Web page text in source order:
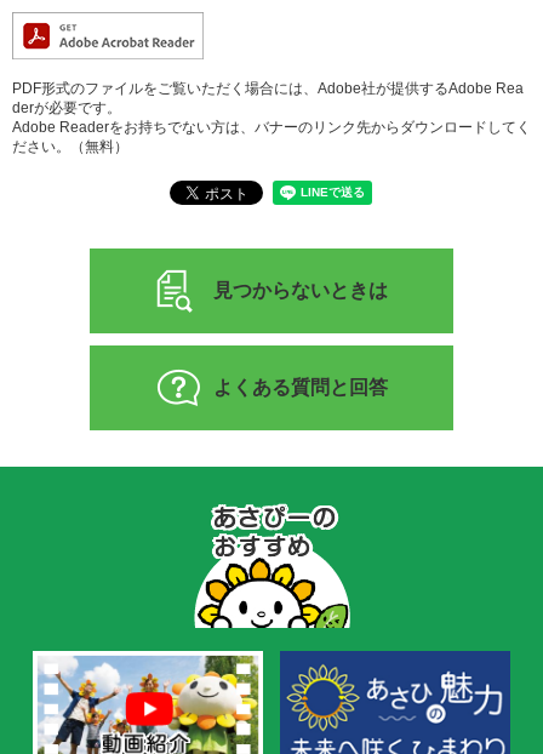
PDF形式のファイルをご覧いただく場合には、Adobe社が提供するAdobe Rea
derが必要です。
Adobe Readerをお持ちでない方は、バナーのリンク先からダウンロードしてく
ださい。（無料）
見つからないときは
よくある質問と回答
の
お
す
め